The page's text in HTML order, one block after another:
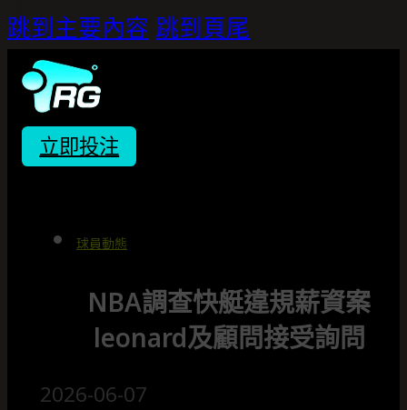
跳到主要內容 跳到頁尾
立即投注
球員動態
NBA調查快艇違規薪資案
leonard及顧問接受詢問
2026-06-07